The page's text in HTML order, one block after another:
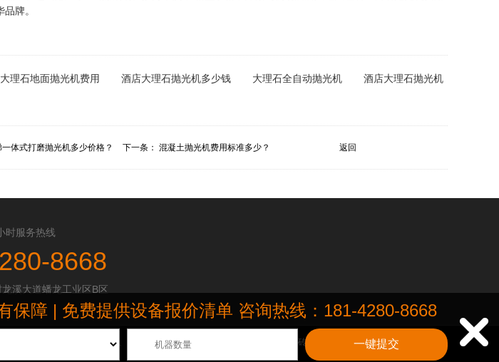
牌。
理石地面抛光机费用 酒店大理石抛光机多少钱 大理石全自动抛光机
酒店大理石抛光机
体式打磨抛光机多少价格？ 下一条： 混凝土抛光机费用标准多少？ 返回
时服务热线
8668
溪大道蟠龙工业区B区
毯清洗机等,广泛应用于酒店、工厂车间、商场、写字楼等场景的大理石、瓷砖、水泥地、地毯多种材质地面地板.
保障 | 免费提供设备报价清单 咨询热线：181-4280-8668
